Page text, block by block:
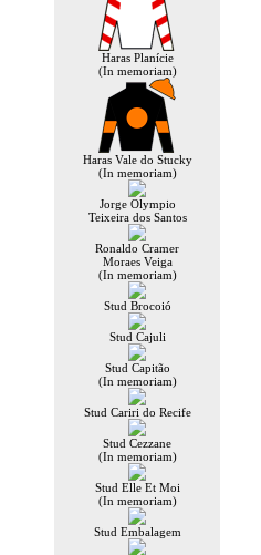
Haras Planície
(In memoriam)
Haras Vale do Stucky
(In memoriam)
Jorge Olympio
Teixeira dos Santos
Ronaldo Cramer
Moraes Veiga
(In memoriam)
Stud Brocoió
Stud Cajuli
Stud Capitão
(In memoriam)
Stud Cariri do Recife
Stud Cezzane
(In memoriam)
Stud Elle Et Moi
(In memoriam)
Stud Embalagem